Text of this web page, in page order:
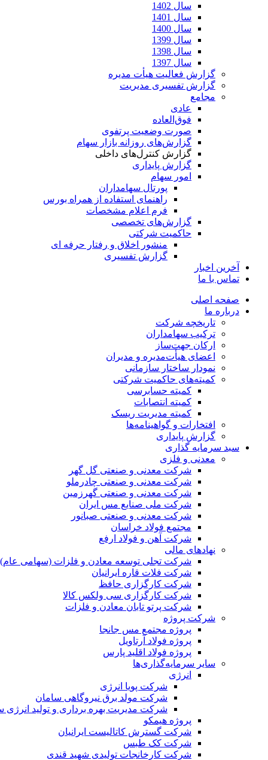
سال 1402
سال 1401
سال 1400
سال 1399
سال 1398
سال 1397
گزارش فعالیت هیأت مدیره
گزارش تفسیری مدیریت
مجامع
عادی
فوق‌العاده
صورت وضعیت پرتفوی
گزارش‌های روزانه بازار سهام
گزارش کنترل‌های داخلی
گزارش پایداری
امور سهام
پورتال سهامداران
راهنمای استفاده از همراه بورس
فرم اعلام مشخصات
گزارش‌های تخصصی
حاکمیت شرکتی
منشور اخلاق و رفتار حرفه­ ای
گزارش تفسیری
آخرین اخبار
تماس با ما
صفحه اصلی
درباره ما
تاریخچه شرکت
ترکیب سهامداران
ارکان جهت‌ساز
اعضای هیأت‌مدیره و مدیران
نمودار ساختار سازمانی
کمیته‌های حاکمیت شرکتی
کمیته حسابرسی
کمیته انتصابات
کمیته مدیریت ریسک
افتخارات و گواهینامه‌ها
گزارش پایداری
سبد سرمایه گذاری
معدنی و فلزی
شرکت معدنی و صنعتی گل گهر
شرکت معدنی و صنعتی چادرملو
شرکت معدنی و صنعتی گهرزمین
شرکت ملی صنایع مس ایران
شرکت معدنی و صنعتی صبانور
مجتمع فولاد خراسان
شرکت آهن و فولاد ارفع
نهادهای مالی
شرکت تجلی توسعه معادن و فلزات (سهامی عام)
شرکت فلات قاره ایرانیان
شرکت کارگزاری حافظ
شرکت کارگزاری سی ولکس کالا
شرکت پرتو تابان معادن و فلزات
شرکت پروژه
پروژه مجتمع مس جانجا
پروژه فولاد آرتاویل
پروژه فولاد اقلید پارس
سایر سرمایه‌گذاری‌ها
انرژی
شرکت پویا انرژی
شرکت مولد برق نیروگاهی سامان
شرکت مدیریت بهره برداری و تولید انرژی
پروژه هیمکو
شرکت گسترش کاتالیست ایرانیان
شرکت کک طبس
شرکت کارخانجات تولیدی شهید قندی